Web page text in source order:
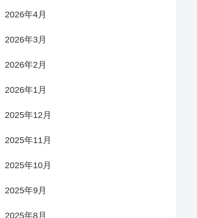
2026年4月
2026年3月
2026年2月
2026年1月
2025年12月
2025年11月
2025年10月
2025年9月
2025年8月